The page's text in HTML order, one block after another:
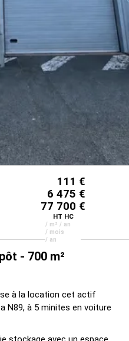
111 €
6 475 €
77 700 €
HT HC
/ m² / an
/ mois
/ an
- 700 m²
à la location cet actif
N89, à 5 minites en voiture